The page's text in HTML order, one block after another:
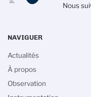
Nous
NAVIGUER
Actualités
À propos
Observation